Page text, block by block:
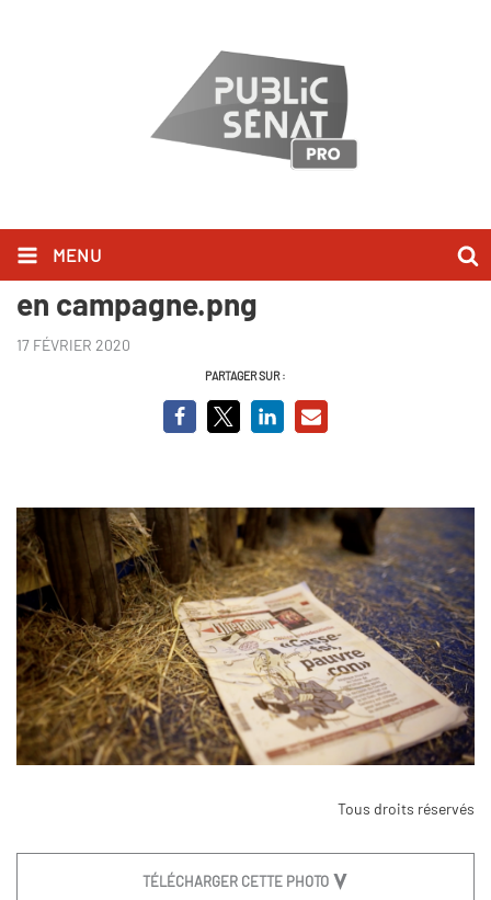
MENU
Salon de l'agriculture, la politique
en campagne.png
17 FÉVRIER 2020
PARTAGER SUR :
Tous droits réservés
TÉLÉCHARGER CETTE PHOTO